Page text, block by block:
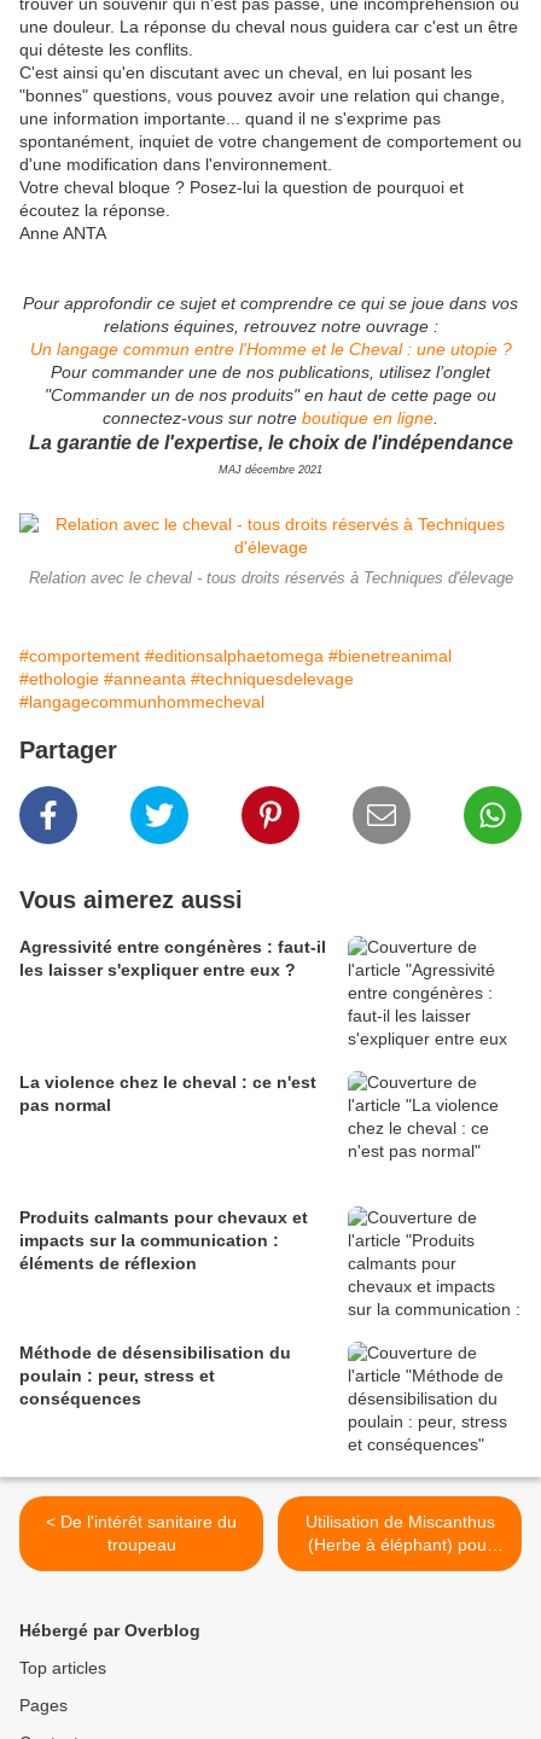
une douleur. La réponse du cheval nous guidera car c'est un être
qui déteste les conflits.
C'est ainsi qu'en discutant avec un cheval, en lui posant les
"bonnes" questions, vous pouvez avoir une relation qui change,
une information importante... quand il ne s'exprime pas
spontanément, inquiet de votre changement de comportement ou
d'une modification dans l'environnement.
Votre cheval bloque ? Posez-lui la question de pourquoi et
écoutez la réponse.
Anne ANTA
Pour approfondir ce sujet et comprendre ce qui se joue dans vos
relations équines, retrouvez notre ouvrage :
Un langage commun entre l'Homme et le Cheval : une utopie ?
Pour commander une de nos publications, utilisez l’onglet
"Commander un de nos produits" en haut de cette page ou
connectez-vous sur notre boutique en ligne
La garantie de l'expertise, le choix de l'indépendance
MAJ décembre 2021
Relation avec le cheval - tous droits réservés à Techniques d'élevage
#comportement #editionsalphaetomega #bienetreanimal
#ethologie #anneanta #techniquesdelevage
#langagecommunhommecheval
Partager
Vous aimerez aussi
Agressivité entre congénères : faut-il
les laisser s'expliquer entre eux ?
La violence chez le cheval : ce n'est
pas normal
Produits calmants pour chevaux et
impacts sur la communication :
éléments de réflexion
Méthode de désensibilisation du
poulain : peur, stress et
conséquences
< De l'intérêt sanitaire du
troupeau
Utilisation de Miscanthus
(Herbe à éléphant) pour
l’alimentation des chevaux
Hébergé par Overblog
Top articles
Pages